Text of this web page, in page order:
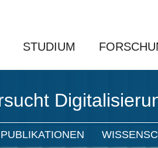
STUDIUM
PUBLIKATIONEN